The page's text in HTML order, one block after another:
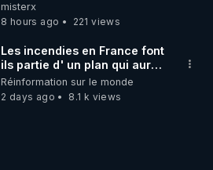
misterx
8 hours ago
221 views
Les incendies en France font
ils partie d' un plan qui aurait
débuté le 11 septembre 2001
?
Réinformation sur le monde
2 days ago
8.1 k views